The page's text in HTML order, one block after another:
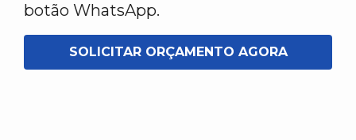
botão WhatsApp.
SOLICITAR ORÇAMENTO AGORA